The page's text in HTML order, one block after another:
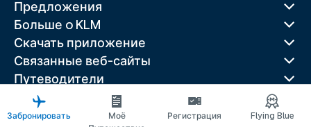
Предложения
Больше o KLM
Скачать приложение
Связанные веб-сайты
Путеводители
Лучшие направления
Популярные страны
Забронировать
Моё
Регистрация Flying Blue